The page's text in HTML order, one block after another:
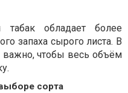
табак обладает более
запаха сырого листа. В
важно, чтобы весь объём
сорта